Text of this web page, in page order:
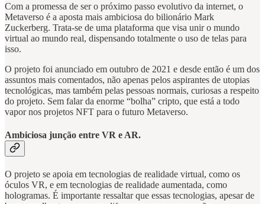
Com a promessa de ser o próximo passo evolutivo da internet, o
Metaverso é a aposta mais ambiciosa do bilionário Mark
Zuckerberg. Trata-se de uma plataforma que visa unir o mundo
virtual ao mundo real, dispensando totalmente o uso de telas para
isso.
O projeto foi anunciado em outubro de 2021 e desde então é um dos
assuntos mais comentados, não apenas pelos aspirantes de utopias
tecnológicas, mas também pelas pessoas normais, curiosas a respeito
do projeto. Sem falar da enorme “bolha” cripto, que está a todo
vapor nos projetos NFT para o futuro Metaverso.
Ambiciosa junção entre VR e AR.
O projeto se apoia em tecnologias de realidade virtual, como os
óculos VR, e em tecnologias de realidade aumentada, como
hologramas. É importante ressaltar que essas tecnologias, apesar de